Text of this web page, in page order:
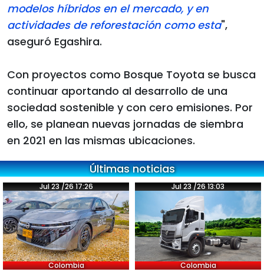
modelos híbridos en el mercado, y en
actividades de reforestación como esta",
aseguró Egashira.
Con proyectos como Bosque Toyota se busca
continuar aportando al desarrollo de una
sociedad sostenible y con cero emisiones. Por
ello, se planean nuevas jornadas de siembra
en 2021 en las mismas ubicaciones.
Últimas noticias
Jul 23 /26 17:26
Colombia
Jul 23 /26 13:03
Colombia